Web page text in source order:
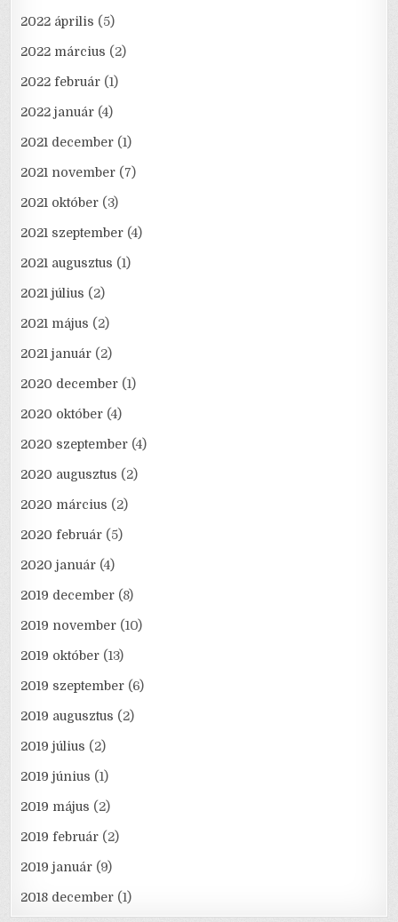
2022 április (5)
2022 március (2)
2022 február (1)
2022 január (4)
2021 december (1)
2021 november (7)
2021 október (3)
2021 szeptember (4)
2021 augusztus (1)
2021 július (2)
2021 május (2)
2021 január (2)
2020 december (1)
2020 október (4)
2020 szeptember (4)
2020 augusztus (2)
2020 március (2)
2020 február (5)
2020 január (4)
2019 december (8)
2019 november (10)
2019 október (13)
2019 szeptember (6)
2019 augusztus (2)
2019 július (2)
2019 június (1)
2019 május (2)
2019 február (2)
2019 január (9)
2018 december (1)